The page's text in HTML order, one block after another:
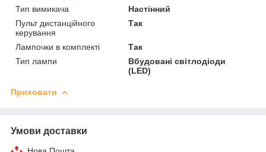
Тип вимикача
Настінний
Пульт дистанційного
керування
Так
Лампочки в комплекті
Так
Тип лампи
Вбудовані світлодіоди
(LED)
Приховати
Умови доставки